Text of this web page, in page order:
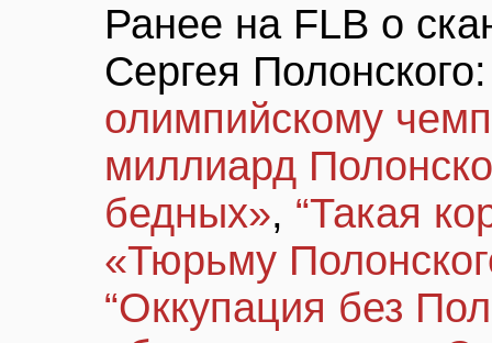
Ранее на FLB о
Сергея
олимпийскому
миллиард
бедных», “Такая
«Тюрьму
“Оккупация без